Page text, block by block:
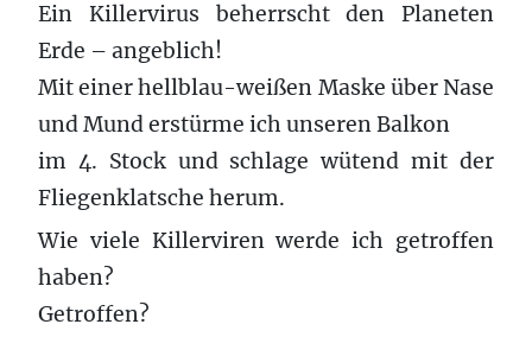
Ein Killervirus beherrscht den Planeten
Erde – angeblich!
Mit einer hellblau-weißen Maske über Nase
und Mund erstürme ich unseren Balkon
im 4. Stock und schlage wütend mit der
Fliegenklatsche herum.
Wie viele Killerviren werde ich getroffen
haben?
Getroffen?